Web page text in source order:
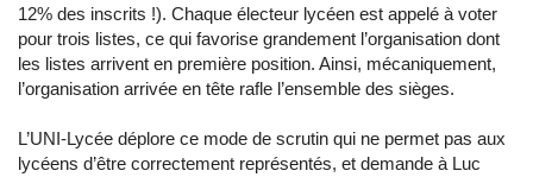
12% des inscrits !). Chaque électeur lycéen est appelé à voter
pour trois listes, ce qui favorise grandement l’organisation dont
les listes arrivent en première position. Ainsi, mécaniquement,
l’organisation arrivée en tête rafle l’ensemble des sièges.
L’UNI-Lycée déplore ce mode de scrutin qui ne permet pas aux
lycéens d’être correctement représentés, et demande à Luc